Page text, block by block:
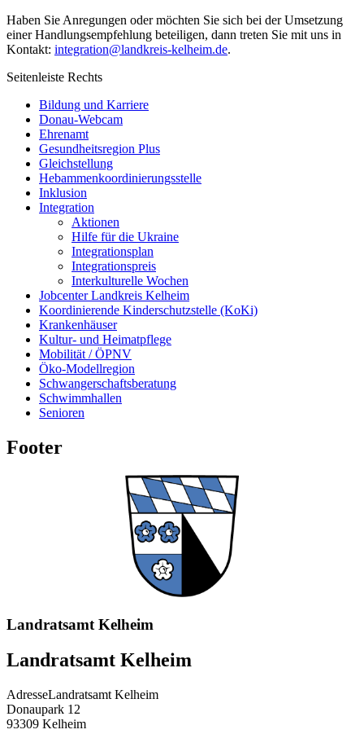
Haben Sie Anregungen oder möchten Sie sich bei der Umsetzung
einer Handlungsempfehlung beteiligen, dann treten Sie mit uns in
Kontakt: integration@landkreis-kelheim.de.
Seitenleiste Rechts
Bildung und Karriere
Donau-Webcam
Ehrenamt
Gesundheitsregion Plus
Gleichstellung
Hebammenkoordinierungsstelle
Inklusion
Integration
Aktionen
Hilfe für die Ukraine
Integrationsplan
Integrationspreis
Interkulturelle Wochen
Jobcenter Landkreis Kelheim
Koordinierende Kinderschutzstelle (KoKi)
Krankenhäuser
Kultur- und Heimatpflege
Mobilität / ÖPNV
Öko-Modellregion
Schwangerschaftsberatung
Schwimmhallen
Senioren
Footer
Landratsamt Kelheim
Landratsamt Kelheim
AdresseLandratsamt Kelheim
Donaupark 12
93309 Kelheim